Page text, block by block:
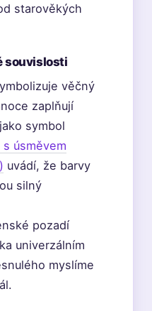
starověkých
souvislosti
věčný
zaplňují
symbol
úsměvem
uvádí, že barvy
silný
pozadí
univerzálním
myslíme